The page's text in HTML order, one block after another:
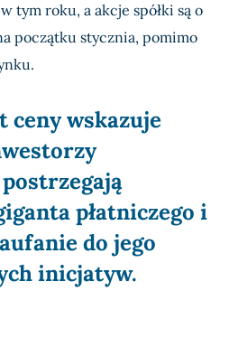
tym roku, a akcje spółki są o
początku stycznia, pomimo
ceny wskazuje
płatniczego i
do jego
inicjatyw.